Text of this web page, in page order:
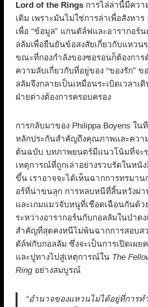
Lord of the Rings การไล่ล่านี้มีคว
เดิม เพราะมันไม่ใช่การล่าเพื่อสังหาร
เพื่อ “ข้อมูล” แกนดัล์ฟและอารากอร์
ลลัมเพื่อยืนยันข้อสงสัยเกี่ยวกับแหวน
ขณะที่กองกำลังของซอรอนก็ต้องการ
ความลับเกี่ยวกับที่อยู่ของ “ของรัก”
ลลัมจึงกลายเป็นเหมือนระเบิดเวลาเ
ฝ่ายต่างต้องการครอบครอง
การกลับมาของ Philippa Boyens ใน
หลักประกันสำคัญถึงคุณภาพและควา
ต้นฉบับ บทภาพยนตร์มีแนวโน้มที่จะ
เหตุการณ์ที่ถูกเล่าอย่างรวบรัดในหนั
ขึ้น เราอาจจะได้เห็นฉากการทรมา
อร์ที่น่าขนลุก การหลบหนีที่สิ้นหวังผ่
และเกมแมวจับหนูที่เชือดเฉือนกันด้
ระหว่างอารากอร์นกับกอลลัมในป่าด
สำคัญที่สุดคงหนีไม่พ้นฉากการสอบส
ดัล์ฟกับกอลลัม ซึ่งจะเป็นการเปิดเผย
และปูทางไปสู่เหตุการณ์ใน The
Ringอย่างสมบูรณ์
“อำนาจของแหวนไม่ได้อยู่ที่การท